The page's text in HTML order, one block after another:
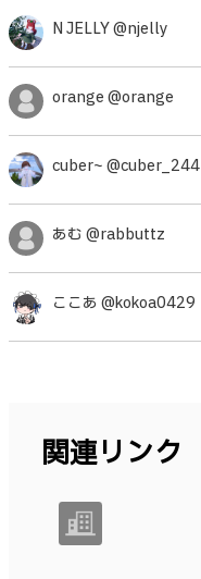
N JELLY @njelly
orange @orange
cuber~ @cuber_244
あむ @rabbuttz
ここあ @kokoa0429
関連リンク